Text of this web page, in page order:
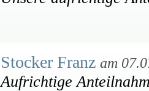
Stocker Franz am
Aufrichtige